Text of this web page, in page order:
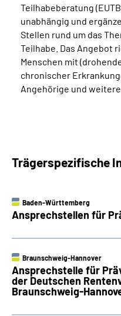
Teilhabeberatung
unabhängig und
Stellen rund um das
Teilhabe. Das Angebot
Menschen mit
chronischer
Angehörige und
Trägerspezifische
Baden-Württemberg
Ansprechstellen für
Braunschweig-Hannover
Ansprechstelle für
der Deutschen
Braunschweig-